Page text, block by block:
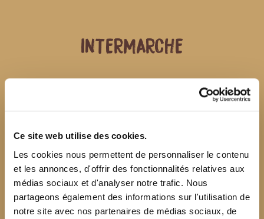
Ce site web utilise des cookies.
Les cookies nous permettent de personnaliser le contenu
et les annonces, d'offrir des fonctionnalités relatives aux
médias sociaux et d'analyser notre trafic. Nous
partageons également des informations sur l'utilisation de
notre site avec nos partenaires de médias sociaux, de
INTERMARCHE